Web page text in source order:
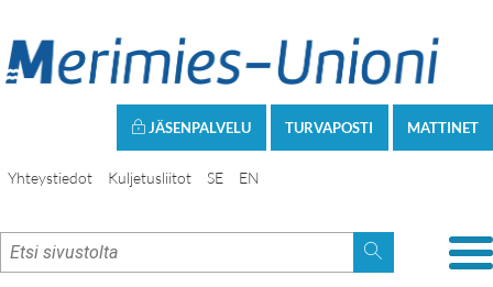
MATTINET
TURVAPOSTI
JÄSENPALVELU
Yhteystiedot Kuljetusliitot SE EN